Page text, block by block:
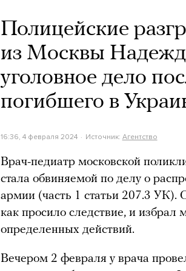
Полицейские
из Москвы
уголовное дело
погибшего в
16:36, 4 февраля 2024 Источник: Агентство
Врач-педиатр московской
стала обвиняемой по делу о
армии (часть 1 статьи 207.3 УК).
как просило следствие, и избрал
определенных действий.
Вечером 2 февраля у врача